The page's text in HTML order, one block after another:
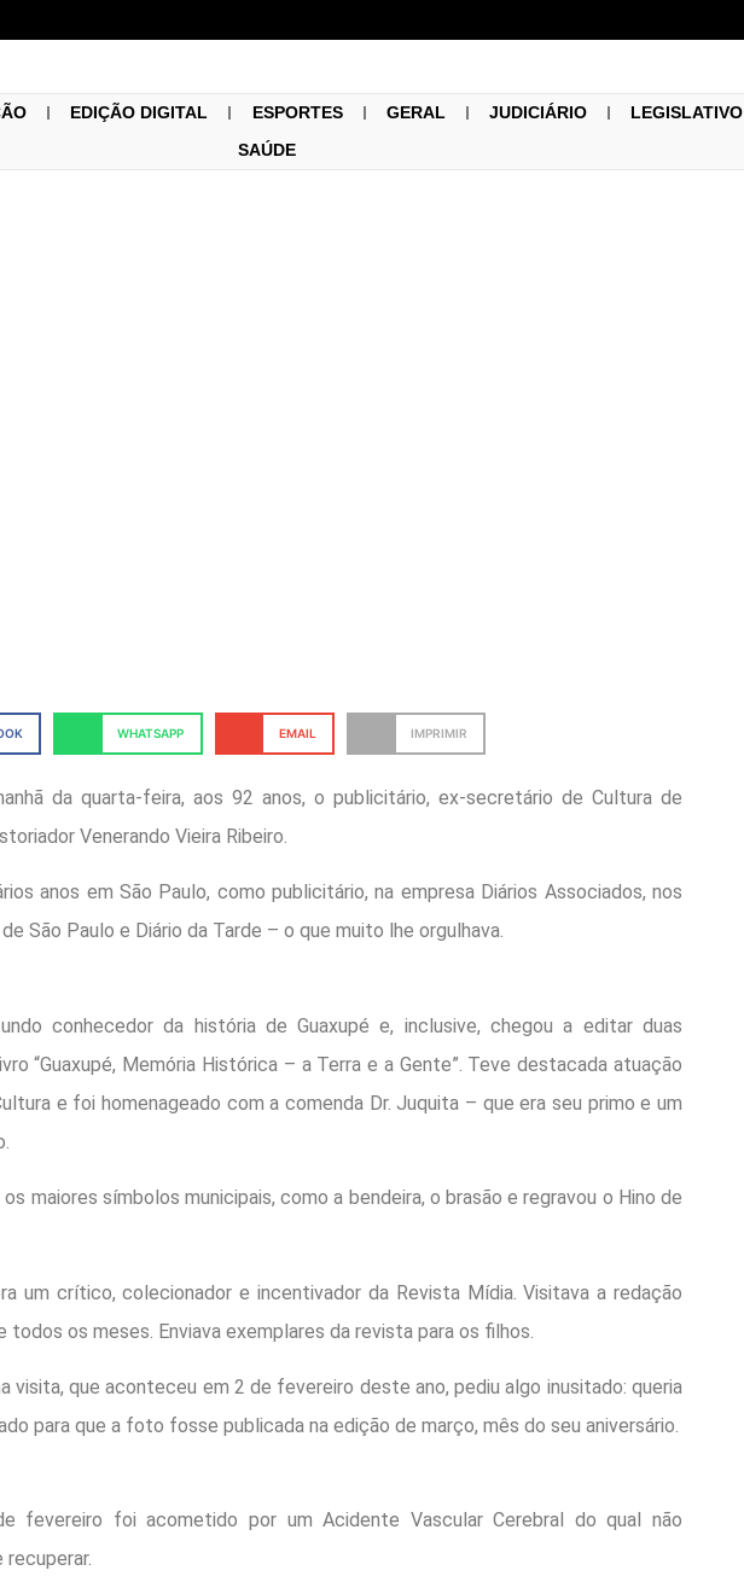
EDIÇÃO DIGITAL ESPORTES GERAL JUDICIÁRIO LEGISLATIVO
SAÚDE
WHATSAPP EMAIL IMPRIMIR
da quarta-feira, aos 92 anos, o publicitário, ex-secretário de Cultura de
Venerando Vieira Ribeiro.
anos em São Paulo, como publicitário, na empresa Diários Associados, nos
São Paulo e Diário da Tarde – o que muito lhe orgulhava.
conhecedor da história de Guaxupé e, inclusive, chegou a editar duas
“Guaxupé, Memória Histórica – a Terra e a Gente”. Teve destacada atuação
e foi homenageado com a comenda Dr. Juquita – que era seu primo e um
maiores símbolos municipais, como a bendeira, o brasão e regravou o Hino de
um crítico, colecionador e incentivador da Revista Mídia. Visitava a redação
todos os meses. Enviava exemplares da revista para os filhos.
visita, que aconteceu em 2 de fevereiro deste ano, pediu algo inusitado: queria
para que a foto fosse publicada na edição de março, mês do seu aniversário.
fevereiro foi acometido por um Acidente Vascular Cerebral do qual não
recuperar.